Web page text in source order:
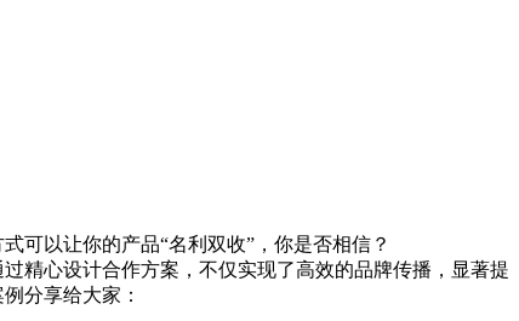
以让你的产品“名利双收”，你是否相信？
心设计合作方案，不仅实现了高效的品牌传播，显著提
分享给大家：